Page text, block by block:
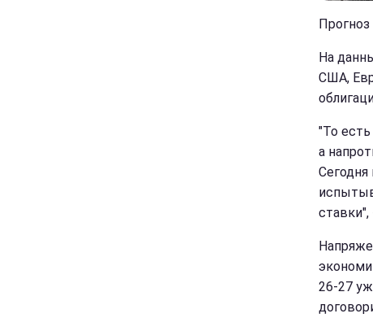
На
США,
"То
а
26-27